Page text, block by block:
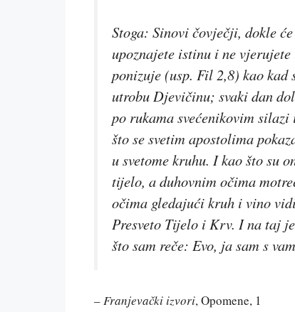
Stoga: Sinovi čovječji, dokle
upoznajete istinu ine vjerujete
ponizuje (usp. Fil 2,8) kao kad
utrobu Djevičinu; svaki dan
po rukama svećenikovimsilazi
što se svetim apostolima
u svetome kruhu. I kao što su
tijelo, a duhovnim očima
očima gledajući kruh i vino
Presveto Tijelo i Krv. I na taj
što sam reče: Evo, ja sam s
–Franjevački izvori, Opomene, 1